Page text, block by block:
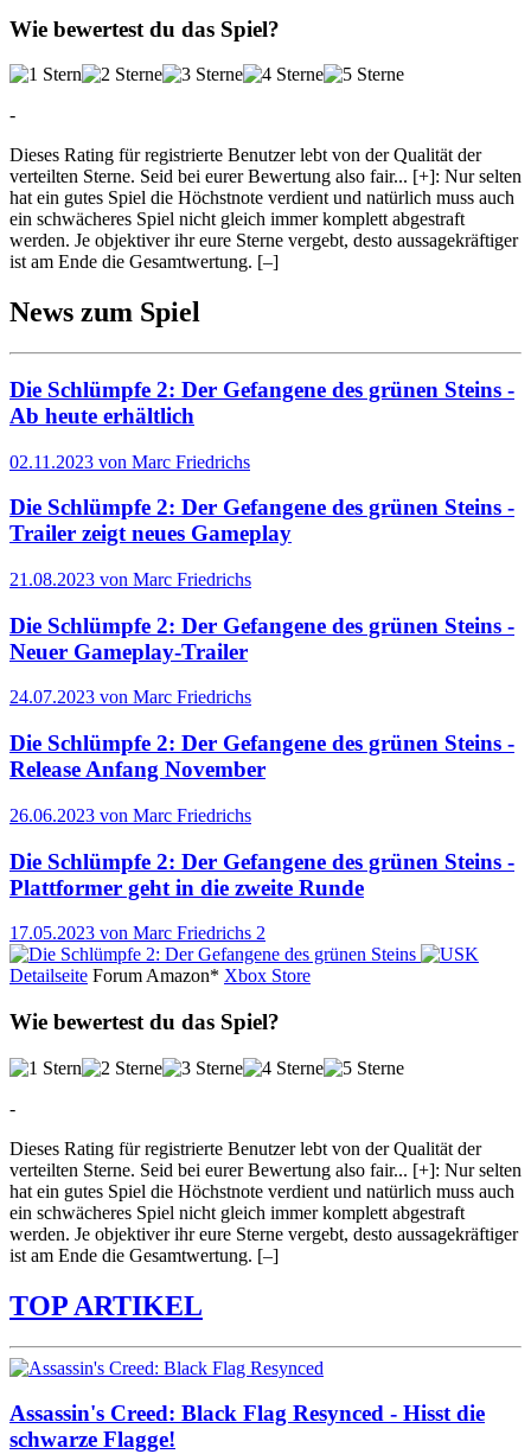
Wie bewertest du das Spiel?
-
Dieses Rating für registrierte Benutzer lebt von der Qualität der
verteilten Sterne. Seid bei eurer Bewertung also fair... [+]: Nur selten
hat ein gutes Spiel die Höchstnote verdient und natürlich muss auch
ein schwächeres Spiel nicht gleich immer komplett abgestraft
werden. Je objektiver ihr eure Sterne vergebt, desto aussagekräftiger
ist am Ende die Gesamtwertung. [–]
News zum Spiel
Die Schlümpfe 2: Der Gefangene des grünen Steins -
Ab heute erhältlich
02.11.2023 von Marc Friedrichs
Die Schlümpfe 2: Der Gefangene des grünen Steins -
Trailer zeigt neues Gameplay
21.08.2023 von Marc Friedrichs
Die Schlümpfe 2: Der Gefangene des grünen Steins -
Neuer Gameplay-Trailer
24.07.2023 von Marc Friedrichs
Die Schlümpfe 2: Der Gefangene des grünen Steins -
Release Anfang November
26.06.2023 von Marc Friedrichs
Die Schlümpfe 2: Der Gefangene des grünen Steins -
Plattformer geht in die zweite Runde
17.05.2023 von Marc Friedrichs 2
Detailseite Forum Amazon* Xbox Store
Wie bewertest du das Spiel?
-
Dieses Rating für registrierte Benutzer lebt von der Qualität der
verteilten Sterne. Seid bei eurer Bewertung also fair... [+]: Nur selten
hat ein gutes Spiel die Höchstnote verdient und natürlich muss auch
ein schwächeres Spiel nicht gleich immer komplett abgestraft
werden. Je objektiver ihr eure Sterne vergebt, desto aussagekräftiger
ist am Ende die Gesamtwertung. [–]
TOP ARTIKEL
Assassin's Creed: Black Flag Resynced - Hisst die
schwarze Flagge!